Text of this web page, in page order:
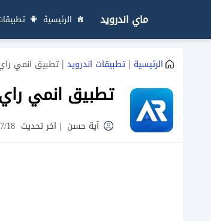
ماي اندرويد الرئيسية
الرئيسية | تطبيقات اندرويد | تطبيق انمي
تطبيق انمي
آية حسن | اخر تحديث 18